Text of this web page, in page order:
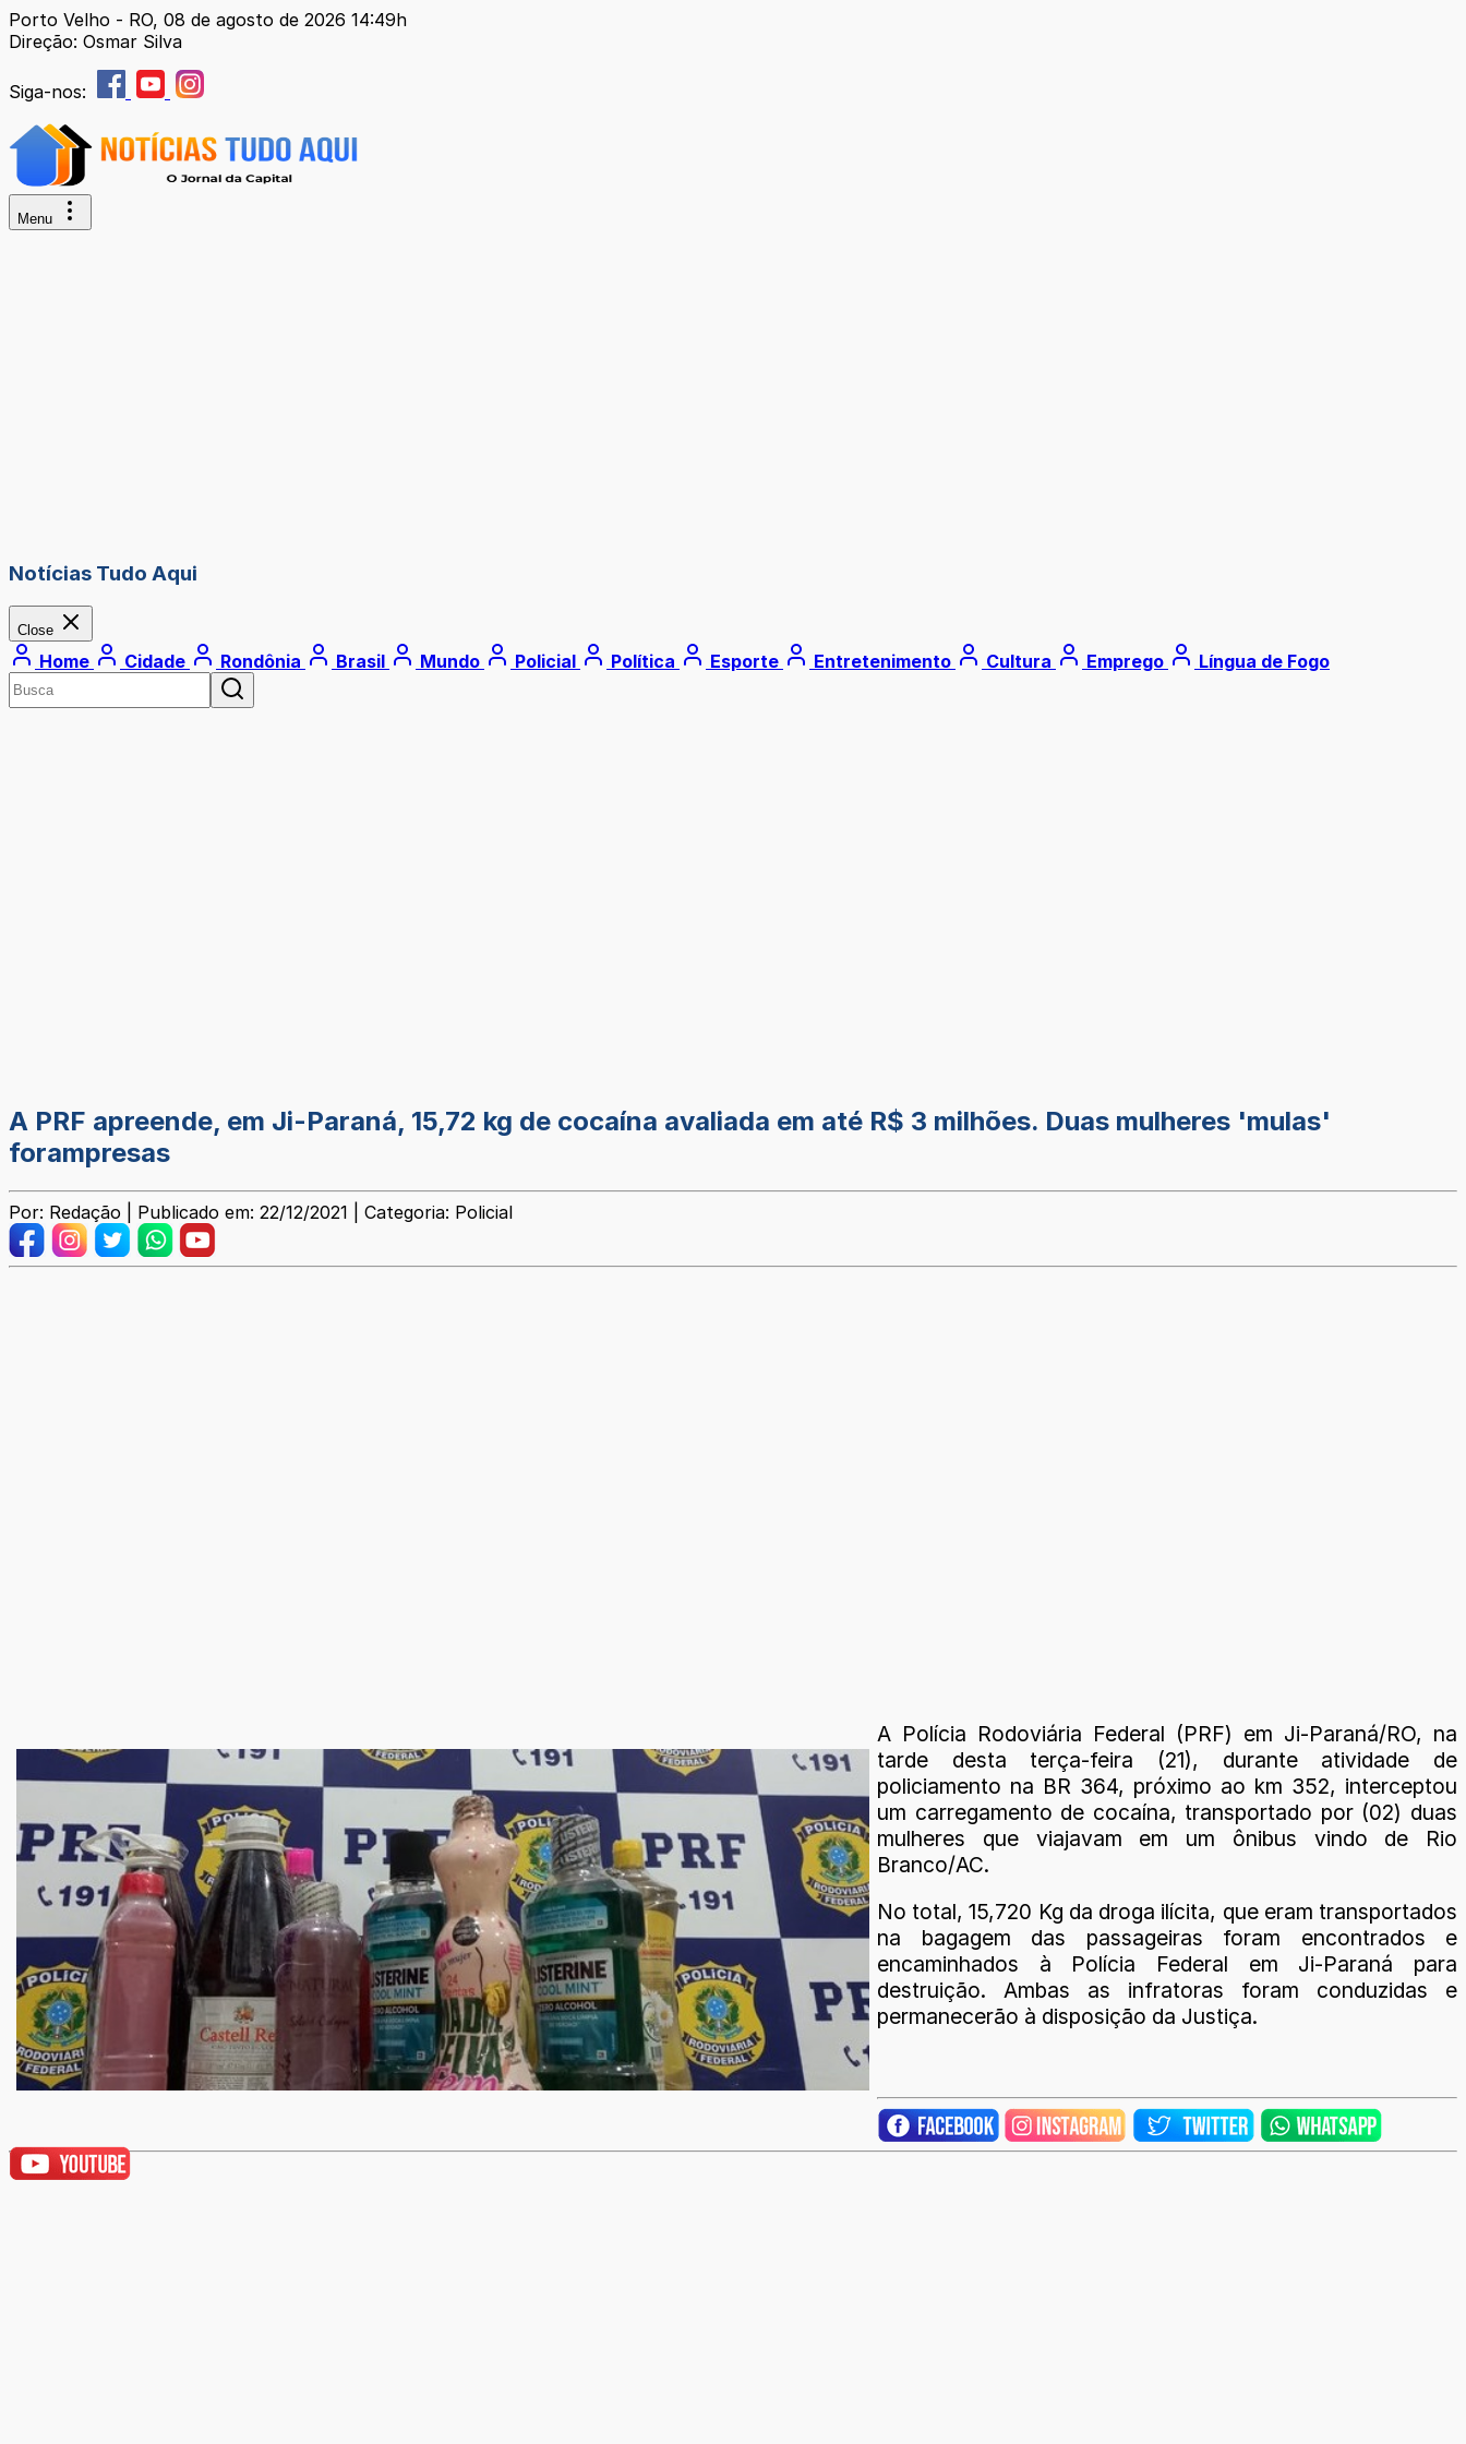
Porto Velho - RO, 08 de agosto de 2026 14:49h
Direção: Osmar Silva
Siga-nos:
Menu
Notícias Tudo Aqui
Close
Home Cidade Rondônia Brasil Mundo Policial Política Esporte Entretenimento Cultura Emprego Língua de Fogo
A PRF apreende, em Ji-Paraná, 15,72 kg de cocaína avaliada em até R$ 3 milhões. Duas mulheres 'mulas'
forampresas
Por: Redação | Publicado em: 22/12/2021 | Categoria: Policial
A Polícia Rodoviária Federal (PRF) em Ji-Paraná/RO, na
tarde desta terça-feira (21), durante atividade de
policiamento na BR 364, próximo ao km 352, interceptou
um carregamento de cocaína, transportado por (02) duas
mulheres que viajavam em um ônibus vindo de Rio
Branco/AC.
No total, 15,720 Kg da droga ilícita, que eram transportados
na bagagem das passageiras foram encontrados e
encaminhados à Polícia Federal em Ji-Paraná para
destruição. Ambas as infratoras foram conduzidas e
permanecerão à disposição da Justiça.